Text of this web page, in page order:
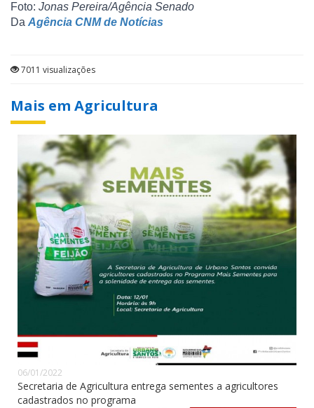
Foto: Jonas Pereira/Agência Senado
Da Agência CNM de Notícias
7011 visualizações
Mais em Agricultura
06/01/2022
Secretaria de Agricultura entrega sementes a agricultores
cadastrados no programa